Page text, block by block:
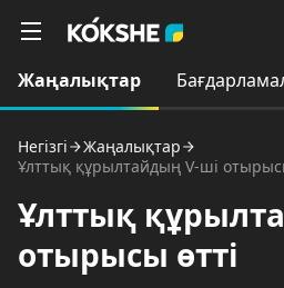
Жаңалықтар
Негізгі
Жаңалықтар
Ұлттық құрылтайдың V-ші
Ұлттық
отырысы өтті